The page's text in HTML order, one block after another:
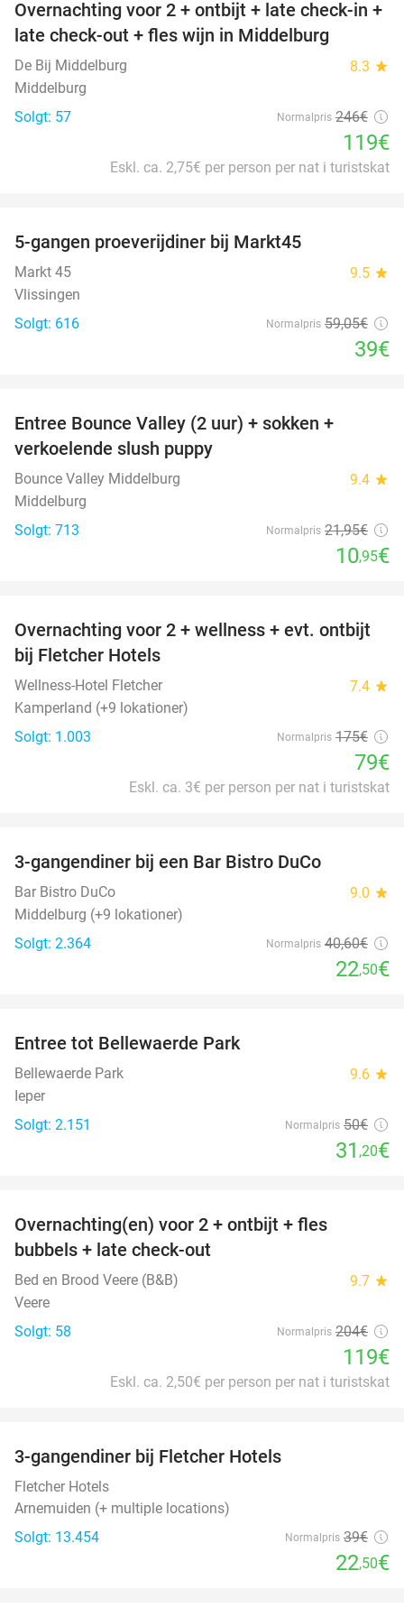
52%
Overnachting voor 2 + ontbijt + late check-in +
late check-out + fles wijn in Middelburg
De Bij Middelburg 8.3 star
Middelburg
Solgt: 57
Normalpris 246€
119€
Eskl. ca. 2,75€ per person per nat i turistskat
5-gangen proeverijdiner bij Markt45
Markt 45 9.5 star
Vlissingen
Solgt: 616
Normalpris 59,05€
39€
Entree Bounce Valley (2 uur) + sokken +
verkoelende slush puppy
Bounce Valley Middelburg 9.4 star
Middelburg
Solgt: 713
Normalpris 21,95€
10,95€
55%
Overnachting voor 2 + wellness + evt. ontbijt
bij Fletcher Hotels
Wellness-Hotel Fletcher 7.4 star
Kamperland (+9 lokationer)
Solgt: 1.003
Normalpris 175€
79€
Eskl. ca. 3€ per person per nat i turistskat
3-gangendiner bij een Bar Bistro DuCo
Bar Bistro DuCo 9.0 star
Middelburg (+9 lokationer)
Solgt: 2.364
Normalpris 40,60€
22,50€
Entree tot Bellewaerde Park
Bellewaerde Park 9.6 star
Ieper
Solgt: 2.151
Normalpris 50€
31 ,20€
Overnachting(en) voor 2 + ontbijt + fles
bubbels + late check-out
Bed en Brood Veere (B&B) 9.7 star
Veere
Solgt: 58
Normalpris 204€
119€
Eskl. ca. 2,50€ per person per nat i turistskat
3-gangendiner bij Fletcher Hotels
Fletcher Hotels
Arnemuiden (+ multiple locations)
Solgt: 13.454
Normalpris 39€
22,50€